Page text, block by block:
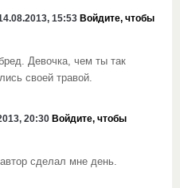
15:53 Войдите, чтобы
Девочка, чем ты так
своей травой.
20:30 Войдите, чтобы
сделал мне день.